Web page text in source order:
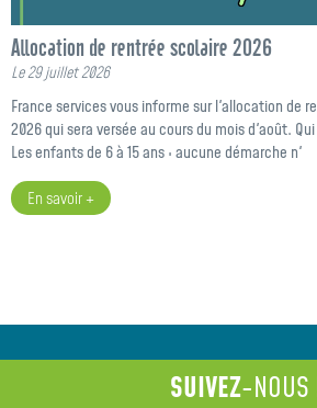
Allocation de rentrée scolaire 2026
Le 29 juillet 2026
France services vous informe sur l'allocation de
2026 qui sera versée au cours du mois d'août.
Les enfants de 6 à 15 ans : aucune démarche n'
En savoir +
SUIVEZ-NOUS